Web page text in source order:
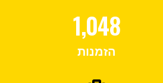
1,048
הזמנות